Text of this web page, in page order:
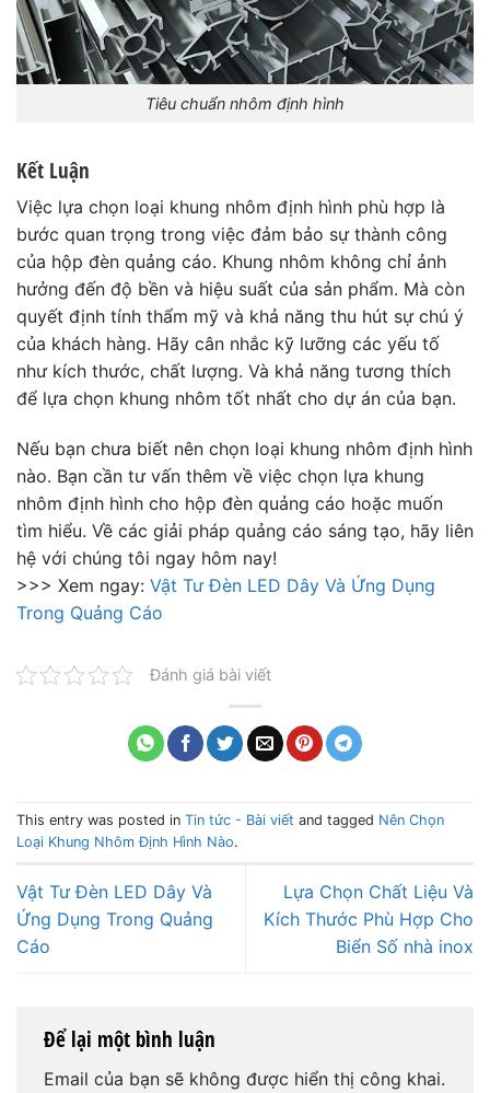
Tiêu chuẩn nhôm định hình
Kết Luận
Việc lựa chọn loại khung nhôm định hình phù hợp là
bước quan trọng trong việc đảm bảo sự thành công
của hộp đèn quảng cáo. Khung nhôm không chỉ ảnh
hưởng đến độ bền và hiệu suất của sản phẩm. Mà còn
quyết định tính thẩm mỹ và khả năng thu hút sự chú ý
của khách hàng. Hãy cân nhắc kỹ lưỡng các yếu tố
như kích thước, chất lượng. Và khả năng tương thích
để lựa chọn khung nhôm tốt nhất cho dự án của bạn.
Nếu bạn chưa biết nên chọn loại khung nhôm định hình
nào. Bạn cần tư vấn thêm về việc chọn lựa khung
nhôm định hình cho hộp đèn quảng cáo hoặc muốn
tìm hiểu. Về các giải pháp quảng cáo sáng tạo, hãy liên
hệ với chúng tôi ngay hôm nay!
>>> Xem ngay: Vật Tư Đèn LED Dây Và Ứng Dụng
Trong Quảng Cáo
Đánh giá bài viết
This entry was posted in Tin tức - Bài viết and tagged Nên Chọn
Loại Khung Nhôm Định Hình Nào.
Vật Tư Đèn LED Dây Và
Ứng Dụng Trong Quảng
Cáo
Lựa Chọn Chất Liệu Và
Kích Thước Phù Hợp Cho
Biển Số nhà inox
Để lại một bình luận
Email của bạn sẽ không được hiển thị công khai.